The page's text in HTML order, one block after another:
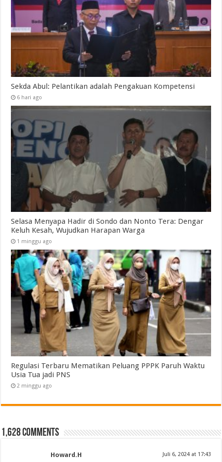
Sekda Abul: Pelantikan adalah Pengakuan Kompetensi
6 hari ago
Selasa Menyapa Hadir di Sondo dan Nonto Tera: Dengar
Keluh Kesah, Wujudkan Harapan Warga
1 minggu ago
Regulasi Terbaru Mematikan Peluang PPPK Paruh Waktu
Usia Tua jadi PNS
2 minggu ago
1,628 comments
Howard.H Juli 6, 2024 at 17:43